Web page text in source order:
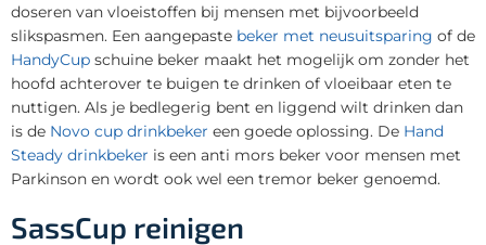
doseren van vloeistoffen bij mensen met bijvoorbeeld
slikspasmen. Een aangepaste beker met neusuitsparing of de
HandyCup schuine beker maakt het mogelijk om zonder het
hoofd achterover te buigen te drinken of vloeibaar eten te
nuttigen. Als je bedlegerig bent en liggend wilt drinken dan
is de Novo cup drinkbeker een goede oplossing. De Hand
Steady drinkbeker is een anti mors beker voor mensen met
Parkinson en wordt ook wel een tremor beker genoemd.
SassCup reinigen